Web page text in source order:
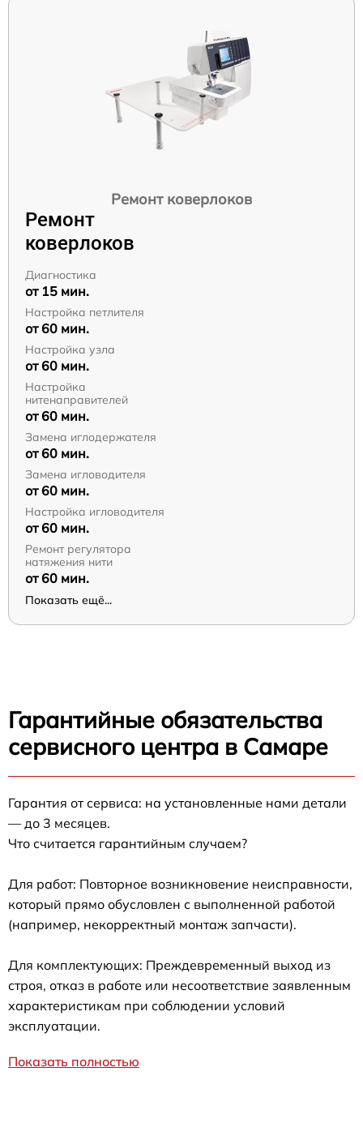
Ремонт коверлоков
Ремонт
коверлоков
Диагностика
от 15 мин.
Настройка петлителя
от 60 мин.
Настройка узла
от 60 мин.
Настройка
нитенаправителей
от 60 мин.
Замена иглодержателя
от 60 мин.
Замена игловодителя
от 60 мин.
Настройка игловодителя
от 60 мин.
Ремонт регулятора
натяжения нити
от 60 мин.
Показать ещё...
Гарантийные обязательства
сервисного центра в Самаре
Гарантия от сервиса: на установленные нами детали
— до 3 месяцев.
Что считается гарантийным случаем?
Для работ: Повторное возникновение неисправности,
который прямо обусловлен с выполненной работой
(например, некорректный монтаж запчасти).
Для комплектующих: Преждевременный выход из
строя, отказ в работе или несоответствие заявленным
характеристикам при соблюдении условий
эксплуатации.
Показать полностью